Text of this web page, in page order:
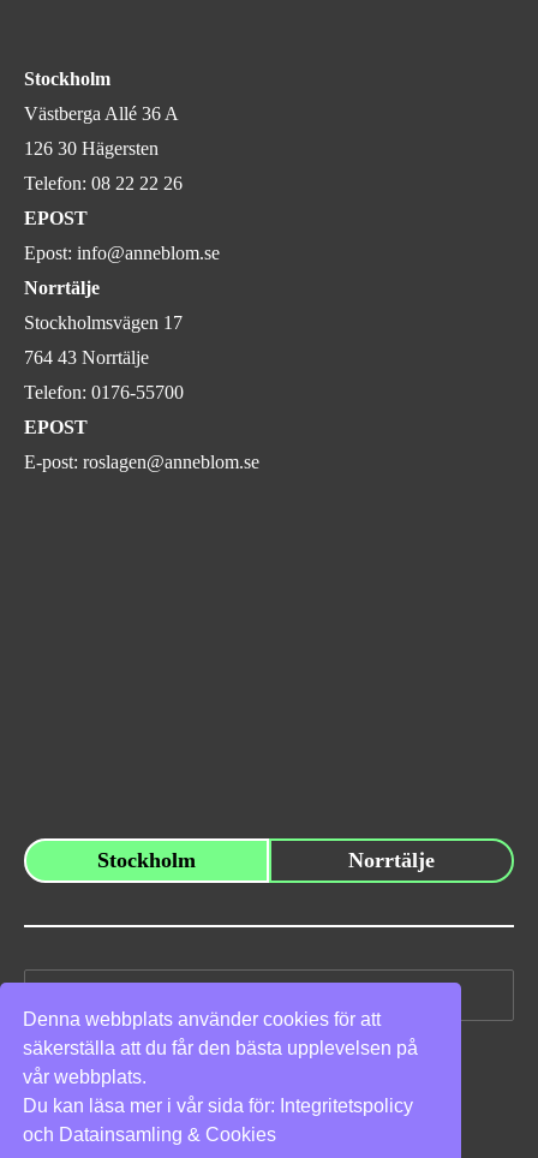
Denna webbplats använder cookies för att
säkerställa att du får den bästa upplevelsen på
vår webbplats.
Du kan läsa mer i vår sida för: Integritetspolicy
och Datainsamling & Cookies
Stockholm
Västberga Allé 36 A
126 30 Hägersten
Telefon: 08 22 22 26
EPOST
Epost: info@anneblom.se
Norrtälje
Stockholmsvägen 17
764 43 Norrtälje
Telefon: 0176-55700
EPOST
E-post: roslagen@anneblom.se
Stockholm Norrtälje
Sök
efter:
Vi stöder